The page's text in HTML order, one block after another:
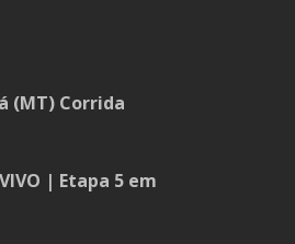
(MT) Corrida
| Etapa 5 em